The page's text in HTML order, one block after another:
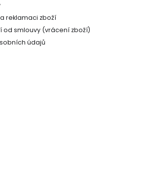
reklamaci zboží
od smlouvy (vrácení zboží)
údajů